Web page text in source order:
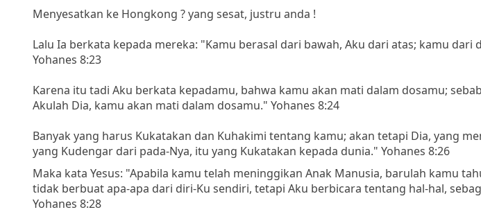
Menyesatkan ke Hongkong ? yang sesat, justru anda !
Lalu Ia berkata kepada mereka: "Kamu berasal dari bawah, Aku dari atas; kamu dari
Yohanes 8:23
Karena itu tadi Aku berkata kepadamu, bahwa kamu akan mati dalam dosamu;
Akulah Dia, kamu akan mati dalam dosamu." Yohanes 8:24
Banyak yang harus Kukatakan dan Kuhakimi tentang kamu; akan tetapi Dia, yang
yang Kudengar dari pada-Nya, itu yang Kukatakan kepada dunia." Yohanes 8:26
Maka kata Yesus: "Apabila kamu telah meninggikan Anak Manusia, barulah kamu
tidak berbuat apa-apa dari diri-Ku sendiri, tetapi Aku berbicara tentang hal-hal,
Yohanes 8:28